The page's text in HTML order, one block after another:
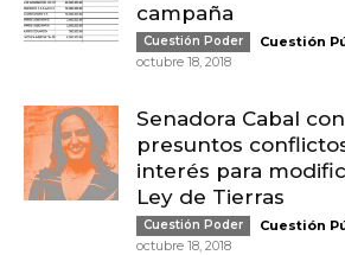
campaña
Cuestión Poder Cuestión
octubre 18, 2018
Senadora Cabal con
presuntos
interés para
Ley de Tierras
Cuestión Poder Cuestión
octubre 18, 2018